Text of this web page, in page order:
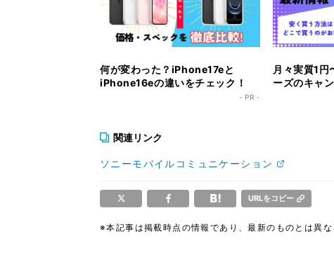
何が変わった？iPhone17eと
iPhone16eの違いをチェック！
- PR -
月々実質1
ーズのキャ
関連リンク
ソニーモバイルコミュニケーション
URLをコピー
※本記事は掲載時点の情報であり、最新のものとは異